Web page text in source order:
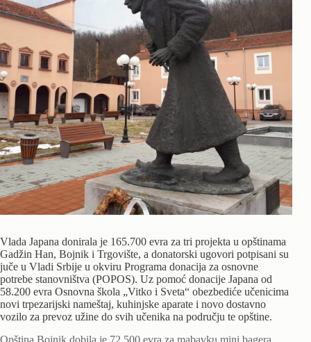
Vlada Japana donirala je 165.700 evra za tri projekta u opštinama
Gadžin Han, Bojnik i Trgovište, a donatorski ugovori potpisani su
juče u Vladi Srbije u okviru Programa donacija za osnovne
potrebe stanovništva (POPOS). Uz pomoć donacije Japana od
58.200 evra Osnovna škola „Vitko i Sveta“ obezbediće učenicima
novi trpezarijski nameštaj, kuhinjske aparate i novo dostavno
vozilo za prevoz užine do svih učenika na području te opštine.
Opština Bojnik dobila je 72.500 evra za mabavku mini bagera